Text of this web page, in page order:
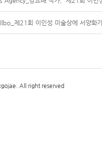
제21회 이인성 미술상에 서양화
All right reserved